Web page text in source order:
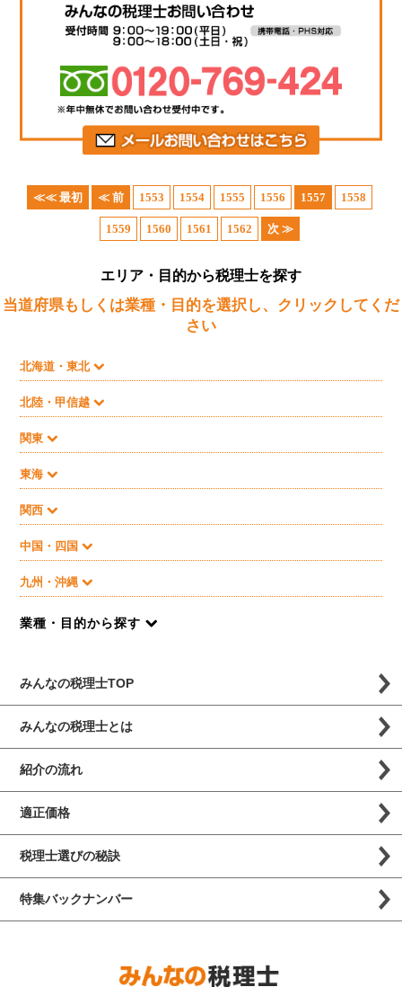
≪≪ 最初 ≪ 前 1553 1554 1555 1556 1557 1558
1559 1560 1561 1562 次 ≫
エリア・目的から税理士を探す
当道府県もしくは業種・目的を選択し、クリックしてくだ
さい
北海道・東北
北陸・甲信越
関東
東海
関西
中国・四国
九州・沖縄
業種・目的から探す
みんなの税理士TOP
みんなの税理士とは
紹介の流れ
適正価格
税理士選びの秘訣
特集バックナンバー